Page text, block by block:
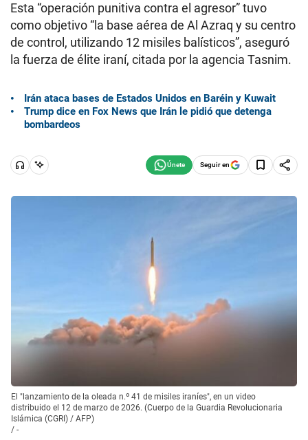
Esta “operación punitiva contra el agresor” tuvo
como objetivo “la base aérea de Al Azraq y su centro
de control, utilizando 12 misiles balísticos”, aseguró
la fuerza de élite iraní, citada por la agencia Tasnim.
Irán ataca bases de Estados Unidos en Baréin y Kuwait
Trump dice en Fox News que Irán le pidió que detenga
bombardeos
Seguir en
El "lanzamiento de la oleada n.º 41 de misiles iraníes", en un video
distribuido el 12 de marzo de 2026. (Cuerpo de la Guardia Revolucionaria
Islámica (CGRI) / AFP)
/ -